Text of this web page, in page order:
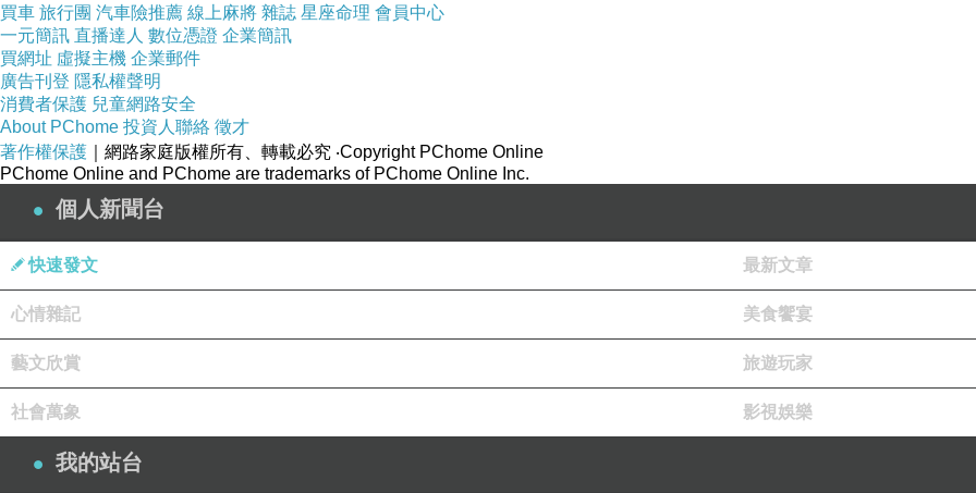
平衡能力下降
（二）常見慢性疾病
高血壓
糖尿病
心臟病
退化性關節炎
失智症
帕金森氏症
（三）功能性評估
ADL（日常生活活動）
評估項目：
進食
買車 旅行團 汽車險推薦 線上麻將 雜誌 星座命理 會員中心
一元簡訊 直播達人 數位憑證 企業簡訊
買網址 虛擬主機 企業郵件
廣告刊登 隱私權聲明
消費者保護 兒童網路安全
About PChome 投資人聯絡 徵才
著作權保護 ｜網路家庭版權所有、轉載必究 ‧Copyright PChome Online
PChome Online and PChome are trademarks of PChome Online Inc.
個人新聞台
快速發文 最新文章
心情雜記 美食饗宴
藝文欣賞 旅遊玩家
社會萬象 影視娛樂
我的站台